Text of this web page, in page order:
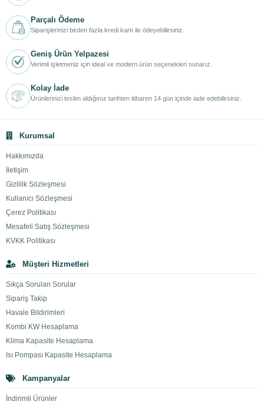
Parçalı Ödeme
Siparişlerinizi birden fazla kredi kartı ile ödeyebilirsiniz.
Geniş Ürün Yelpazesi
Verimli işletmeniz için ideal ve modern ürün seçenekleri sunarız.
Kolay İade
Ürünlerinizi teslim aldığınız tarihten itibaren 14 gün içinde iade edebilirsiniz.
Kurumsal
Hakkımızda
İletişim
Gizlilik Sözleşmesi
Kullanıcı Sözleşmesi
Çerez Politikası
Mesafeli Satış Sözleşmesi
KVKK Politikası
Müşteri Hizmetleri
Sıkça Sorulan Sorular
Sipariş Takip
Havale Bildirimleri
Kombi KW Hesaplama
Klima Kapasite Hesaplama
Isı Pompası Kapasite Hesaplama
Kampanyalar
İndirimli Ürünler